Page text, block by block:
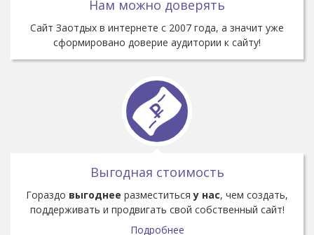
Нам можно доверять
Cайт Заотдых в интернете с 2007 года, а значит уже
сформировано доверие аудитории к сайту!
Выгодная стоимость
Гораздо выгоднее разместитьсяу нас, чем создать,
поддерживать и продвигать свой собственный сайт!
Подробнее